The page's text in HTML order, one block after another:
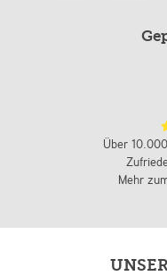
Über
Mehr